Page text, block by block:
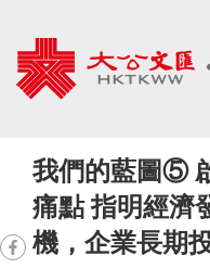
我們的藍圖⑤
痛點 指明經濟
機，企業長期